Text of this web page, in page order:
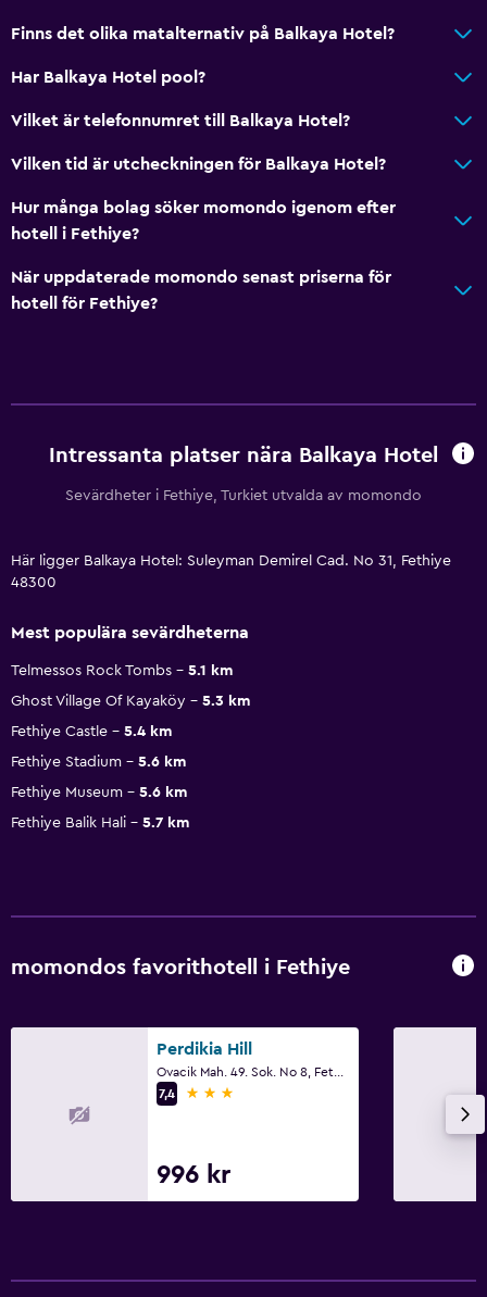
Finns det olika matalternativ på Balkaya Hotel?
Har Balkaya Hotel pool?
Vilket är telefonnumret till Balkaya Hotel?
Vilken tid är utcheckningen för Balkaya Hotel?
Hur många bolag söker momondo igenom efter
hotell i Fethiye?
När uppdaterade momondo senast priserna för
hotell för Fethiye?
Intressanta platser nära Balkaya Hotel
Sevärdheter i Fethiye, Turkiet utvalda av momondo
Här ligger Balkaya Hotel: Suleyman Demirel Cad. No 31, Fethiye
48300
Mest populära sevärdheterna
Telmessos Rock Tombs
5.1 km
Ghost Village Of Kayaköy
5.3 km
Fethiye Castle
5.4 km
Fethiye Stadium
5.6 km
Fethiye Museum
5.6 km
Fethiye Balik Hali
5.7 km
momondos favorithotell i Fethiye
Perdikia Hill
7,4
3 stjärnor
996 kr